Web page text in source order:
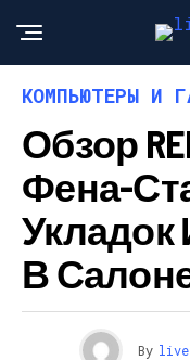
КОМПЬЮТЕРЫ И
Обзор
Фена-
Укладок
В
By